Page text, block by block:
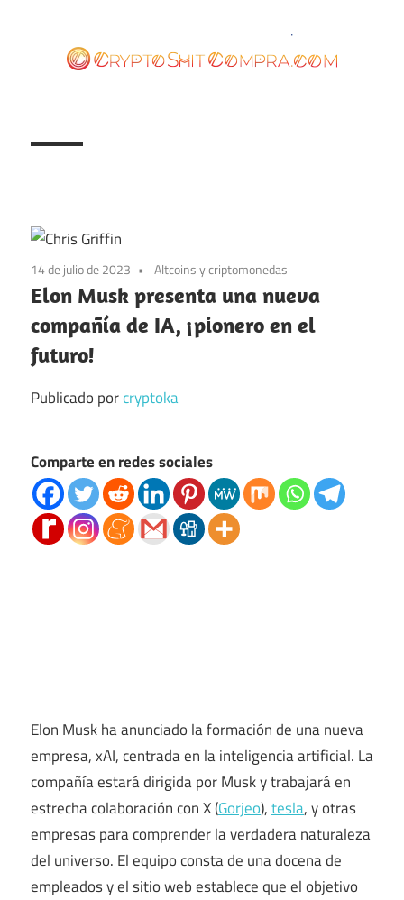
contenido
14 de julio de 2023 Altcoins y criptomonedas
Elon Musk presenta una nueva
compañía de IA, ¡pionero en el
futuro!
Publicado porcryptoka
Comparte en redes sociales
Elon Musk ha anunciado la formación de una nueva
empresa, xAI, centrada en la inteligencia artificial. La
compañía estará dirigida por Musk y trabajará en
estrecha colaboración con X (Gorjeo),tesla, y otras
empresas para comprender la verdadera naturaleza
del universo. El equipo consta de una docena de
empleados y el sitio web establece que el objetivo